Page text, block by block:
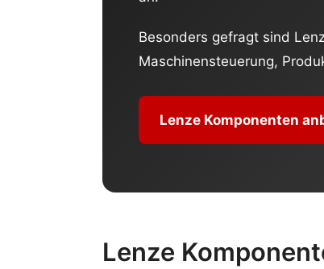
Besonders gefragt sind
Maschinensteuerung,
Lenze Komponenten
Lenze